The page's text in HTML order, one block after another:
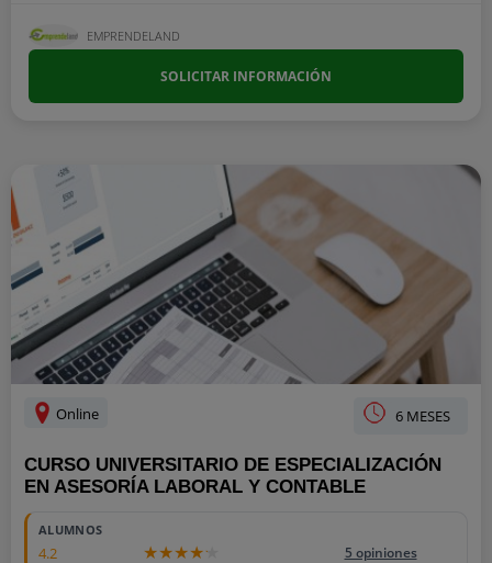
EMPRENDELAND
SOLICITAR INFORMACIÓN
Online 6 MESES
CURSO UNIVERSITARIO DE ESPECIALIZACIÓN
EN ASESORÍA LABORAL Y CONTABLE
ALUMNOS
4.2 5 opiniones